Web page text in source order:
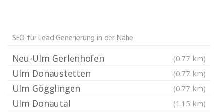
SEO für Lead Generierung in der Nähe
Neu-Ulm Gerlenhofen (0.77 km)
Ulm Donaustetten (0.77 km)
Ulm Gögglingen (0.77 km)
Ulm Donautal (1.15 km)